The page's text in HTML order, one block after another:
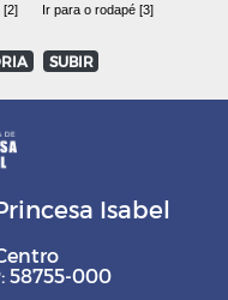
[2] Ir para o rodapé [3]
SUBIR
Isabel
58755-000